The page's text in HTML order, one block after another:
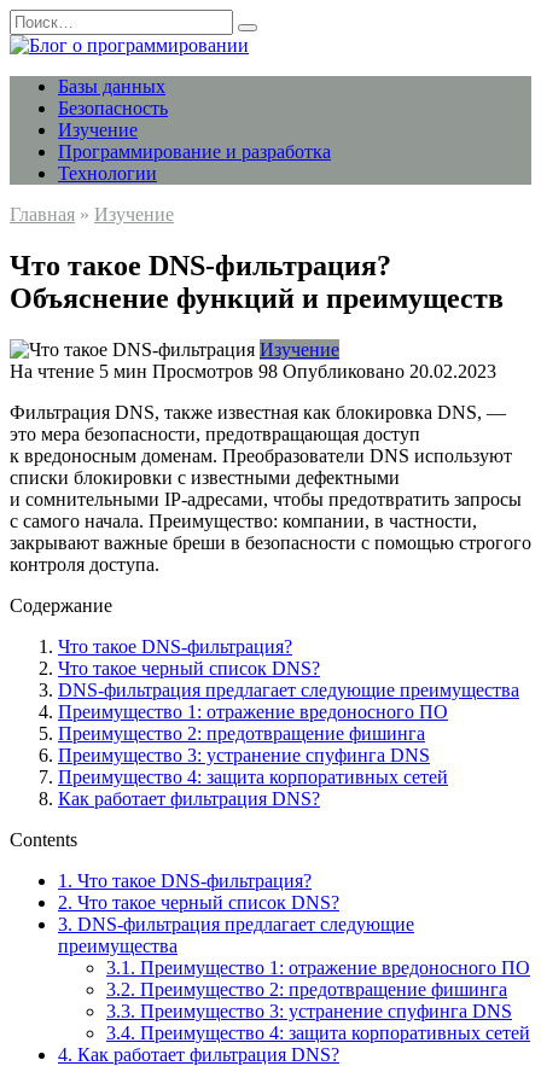
Перейти
к
содержанию
Search
for:
Базы данных
Безопасность
Изучение
Программирование и разработка
Технологии
Главная » Изучение
Что такое DNS-фильтрация?
Объяснение функций и преимуществ
Изучение
На чтение 5 мин Просмотров 98 Опубликовано 20.02.2023
Фильтрация DNS, также известная как блокировка DNS, —
это мера безопасности, предотвращающая доступ
к вредоносным доменам. Преобразователи DNS используют
списки блокировки с известными дефектными
и сомнительными IP-адресами, чтобы предотвратить запросы
с самого начала. Преимущество: компании, в частности,
закрывают важные бреши в безопасности с помощью строгого
контроля доступа.
Содержание
Что такое DNS-фильтрация?
Что такое черный список DNS?
DNS-фильтрация предлагает следующие преимущества
Преимущество 1: отражение вредоносного ПО
Преимущество 2: предотвращение фишинга
Преимущество 3: устранение спуфинга DNS
Преимущество 4: защита корпоративных сетей
Как работает фильтрация DNS?
Contents
1. Что такое DNS-фильтрация?
2. Что такое черный список DNS?
3. DNS-фильтрация предлагает следующие
преимущества
3.1. Преимущество 1: отражение вредоносного ПО
3.2. Преимущество 2: предотвращение фишинга
3.3. Преимущество 3: устранение спуфинга DNS
3.4. Преимущество 4: защита корпоративных сетей
4. Как работает фильтрация DNS?